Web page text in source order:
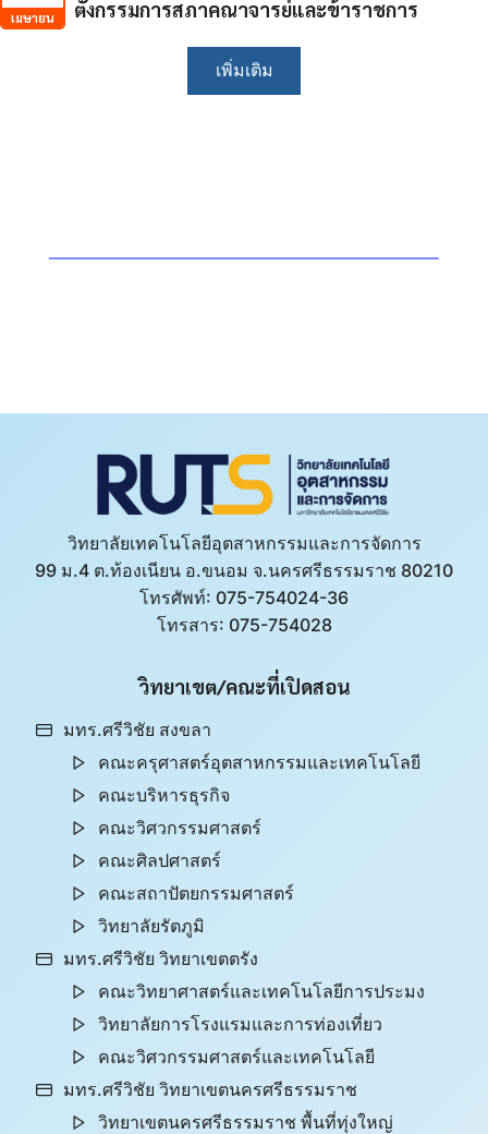
เมษายน ตั้งกรรมการสภาคณาจารย์และข้าราชการ
เพิ่มเติม
วิทยาลัยเทคโนโลยีอุตสาหกรรมและการจัดการ
99 ม.4 ต.ท้องเนียน อ.ขนอม จ.นครศรีธรรมราช 80210
โทรศัพท์: 075-754024-36
โทรสาร: 075-754028
วิทยาเขต/คณะที่เปิดสอน​
มทร.ศรีวิชัย สงขลา​
คณะครุศาสตร์อุตสาหกรรมและเทคโนโลยี​
คณะบริหารธุรกิจ​
คณะวิศวกรรมศาสตร์​
คณะศิลปศาสตร์​
คณะสถาปัตยกรรมศาสตร์
วิทยาลัยรัตภูมิ​
มทร.ศรีวิชัย วิทยาเขตตรัง
คณะวิทยาศาสตร์และเทคโนโลยีการประมง
วิทยาลัยการโรงแรมและการท่องเที่ยว
คณะวิศวกรรมศาสตร์และเทคโนโลยี
มทร.ศรีวิชัย วิทยาเขตนครศรีธรรมราช
วิทยาเขตนครศรีธรรมราช พื้นที่ทุ่งใหญ่